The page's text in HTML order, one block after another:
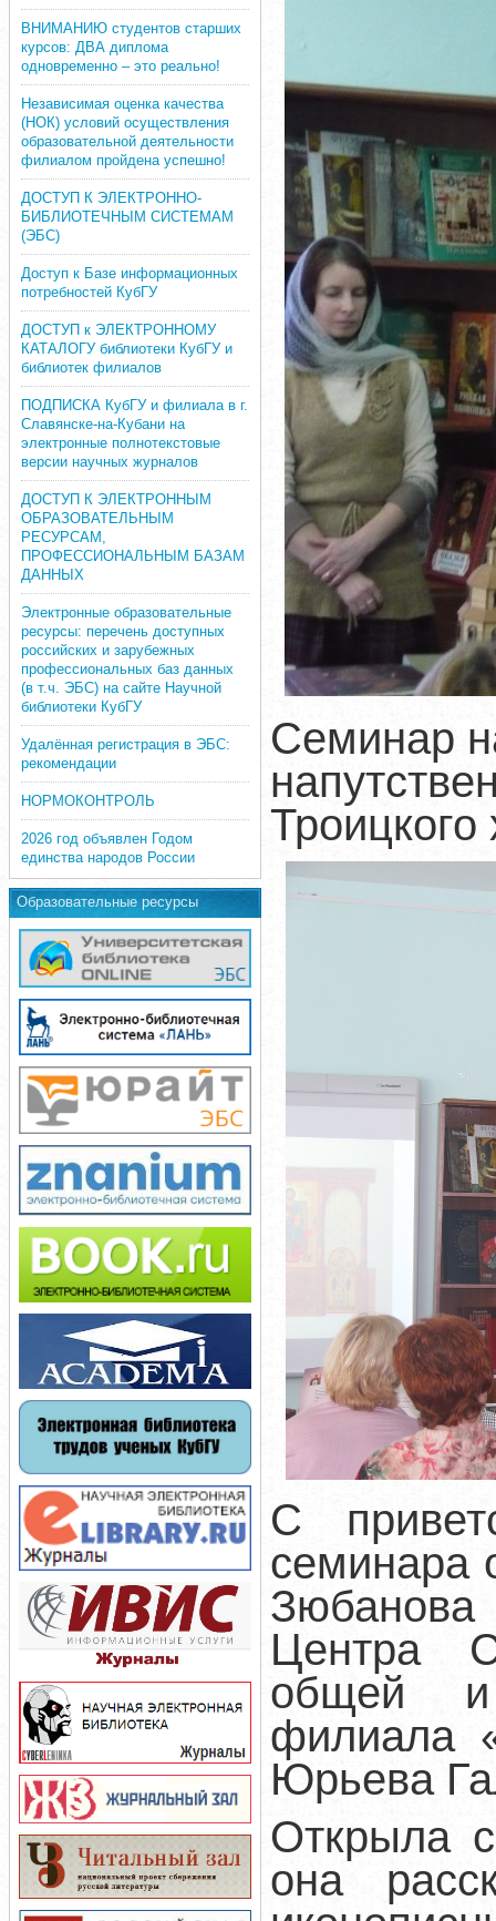
ВНИМАНИЮ студентов старших
курсов: ДВА диплома
одновременно – это реально!
Независимая оценка качества
(НОК) условий осуществления
образовательной деятельности
филиалом пройдена успешно!
ДОСТУП К ЭЛЕКТРОННО-
БИБЛИОТЕЧНЫМ СИСТЕМАМ
(ЭБС)
Доступ к Базе информационных
потребностей КубГУ
ДОСТУП к ЭЛЕКТРОННОМУ
КАТАЛОГУ библиотеки КубГУ и
библиотек филиалов
ПОДПИСКА КубГУ и филиала в г.
Славянске-на-Кубани на
электронные полнотекстовые
версии научных журналов
ДОСТУП К ЭЛЕКТРОННЫМ
ОБРАЗОВАТЕЛЬНЫМ
РЕСУРСАМ,
ПРОФЕССИОНАЛЬНЫМ БАЗАМ
ДАННЫХ
Электронные образовательные
ресурсы: перечень доступных
российских и зарубежных
профессиональных баз данных
(в т.ч. ЭБС) на сайте Научной
библиотеки КубГУ
Удалённая регистрация в ЭБС:
рекомендации
НОРМОКОНТРОЛЬ
2026 год объявлен Годом
единства народов России
Образовательные ресурсы
Семинар
С
семинара
Центра
общей и
филиала
Юрьева
Открыла
она